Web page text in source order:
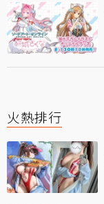
火熱排行